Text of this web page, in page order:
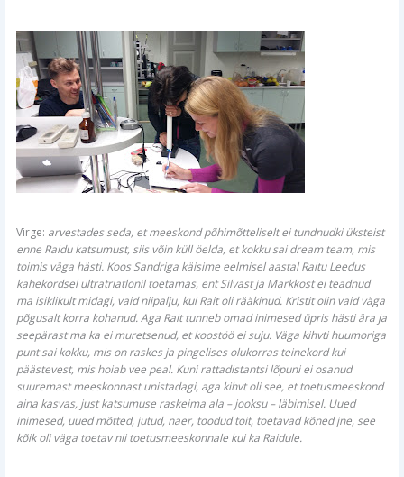
Virge: arvestades seda, et meeskond põhimõtteliselt ei tundnudki üksteist
enne Raidu katsumust, siis võin küll öelda, et kokku sai dream team, mis
toimis väga hästi. Koos Sandriga käisime eelmisel aastal Raitu Leedus
kahekordsel ultratriatlonil toetamas, ent Silvast ja Markkost ei teadnud
ma isiklikult midagi, vaid niipalju, kui Rait oli rääkinud. Kristit olin vaid väga
põgusalt korra kohanud. Aga Rait tunneb omad inimesed üpris hästi ära ja
seepärast ma ka ei muretsenud, et koostöö ei suju. Väga kihvti huumoriga
punt sai kokku, mis on raskes ja pingelises olukorras teinekord kui
päästevest, mis hoiab vee peal. Kuni rattadistantsi lõpuni ei osanud
suuremast meeskonnast unistadagi, aga kihvt oli see, et toetusmeeskond
aina kasvas, just katsumuse raskeima ala – jooksu – läbimisel. Uued
inimesed, uued mõtted, jutud, naer, toodud toit, toetavad kõned jne, see
kõik oli väga toetav nii toetusmeeskonnale kui ka Raidule.